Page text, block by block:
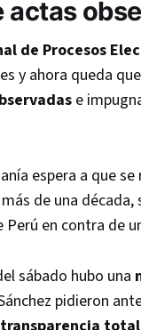
actas
de Procesos
y ahora queda
e
espera a que
de una
Perú en contra de
sábado hubo una
pidieron